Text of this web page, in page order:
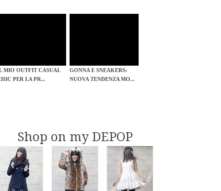
MIO OUTFIT CASUAL
PER LA PR...
GONNA E SNEAKERS:
NUOVA TENDENZA MO...
Shop on my DEPOP